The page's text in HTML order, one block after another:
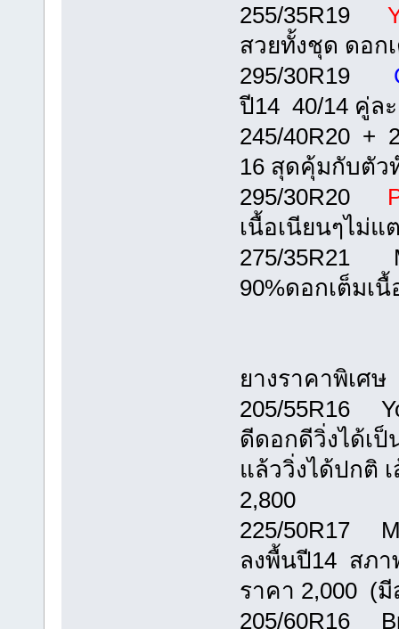
255/35R19
สวยทั้งชุด ดอก
295/30R19
ปี14 40/14 คู่ละ
245/40R20 +
16 สุดคุ้มกับตัว
295/30R20
เนื้อเนียนๆไม่แ
275/35R21
90%ดอกเต็มเ
ยางราคาพิเศษ
205/55R16
ดีดอกดีวิ่งได้เ
แล้ววิ่งได้ปกติ
2,800
225/50R17
ลงพื้นปี14 สภา
ราคา 2,000 (
205/60R16